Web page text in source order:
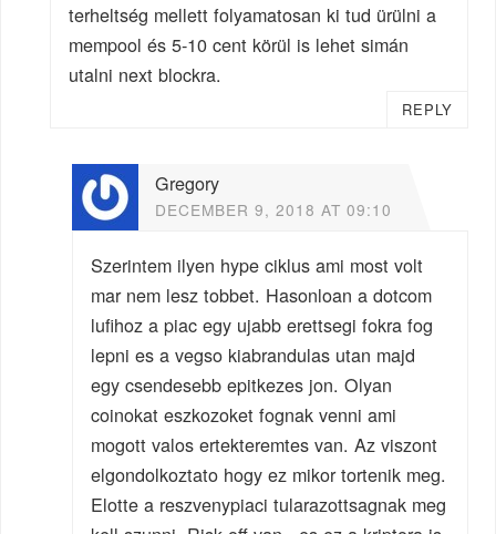
terheltség mellett folyamatosan ki tud ürülni a
mempool és 5-10 cent körül is lehet simán
utalni next blockra.
REPLY
Gregory
DECEMBER 9, 2018 AT 09:10
Szerintem ilyen hype ciklus ami most volt
mar nem lesz tobbet. Hasonloan a dotcom
lufihoz a piac egy ujabb erettsegi fokra fog
lepni es a vegso kiabrandulas utan majd
egy csendesebb epitkezes jon. Olyan
coinokat eszkozoket fognak venni ami
mogott valos ertekteremtes van. Az viszont
elgondolkoztato hogy ez mikor tortenik meg.
Elotte a reszvenypiaci tularazottsagnak meg